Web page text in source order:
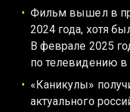
Фильм вышел в
2024 года, хотя
В феврале 2025
по телевидению в
«Каникулы»
актуального